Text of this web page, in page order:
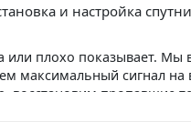
и настройка
или плохо показывает.
максимальный сигнал на
восстановим пропавшие
головки на